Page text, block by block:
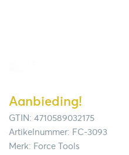
Aanbieding!
GTIN: 4710589032175
Artikelnummer: FC-3093
Merk: Force Tools